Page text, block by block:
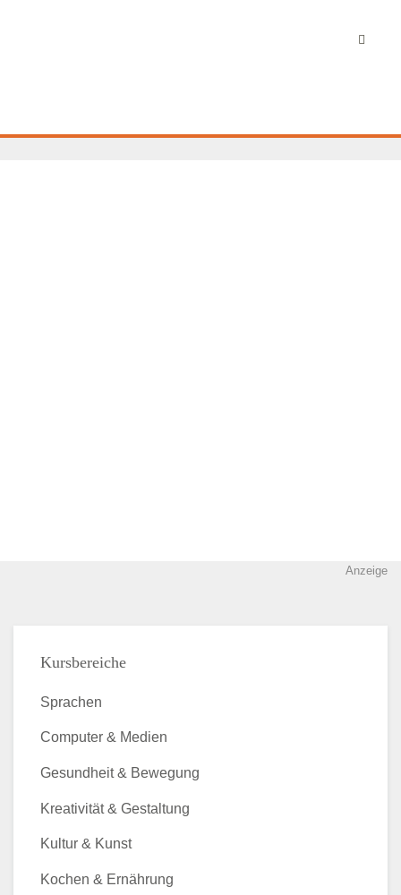
Anzeige
Kursbereiche
Sprachen
Computer & Medien
Gesundheit & Bewegung
Kreativität & Gestaltung
Kultur & Kunst
Kochen & Ernährung